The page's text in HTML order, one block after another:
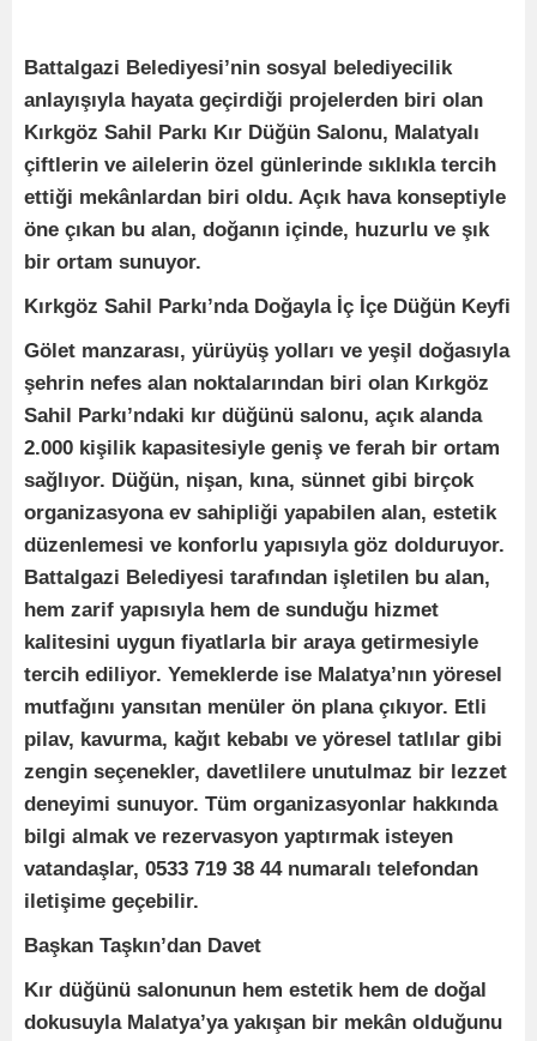
Battalgazi Belediyesi’nin sosyal belediyecilik
anlayışıyla hayata geçirdiği projelerden biri olan
Kırkgöz Sahil Parkı Kır Düğün Salonu, Malatyalı
çiftlerin ve ailelerin özel günlerinde sıklıkla tercih
ettiği mekânlardan biri oldu. Açık hava konseptiyle
öne çıkan bu alan, doğanın içinde, huzurlu ve şık
bir ortam sunuyor.
Kırkgöz Sahil Parkı’nda Doğayla İç İçe Düğün Keyfi
Gölet manzarası, yürüyüş yolları ve yeşil doğasıyla
şehrin nefes alan noktalarından biri olan Kırkgöz
Sahil Parkı’ndaki kır düğünü salonu, açık alanda
2.000 kişilik kapasitesiyle geniş ve ferah bir ortam
sağlıyor. Düğün, nişan, kına, sünnet gibi birçok
organizasyona ev sahipliği yapabilen alan, estetik
düzenlemesi ve konforlu yapısıyla göz dolduruyor.
Battalgazi Belediyesi tarafından işletilen bu alan,
hem zarif yapısıyla hem de sunduğu hizmet
kalitesini uygun fiyatlarla bir araya getirmesiyle
tercih ediliyor. Yemeklerde ise Malatya’nın yöresel
mutfağını yansıtan menüler ön plana çıkıyor. Etli
pilav, kavurma, kağıt kebabı ve yöresel tatlılar gibi
zengin seçenekler, davetlilere unutulmaz bir lezzet
deneyimi sunuyor. Tüm organizasyonlar hakkında
bilgi almak ve rezervasyon yaptırmak isteyen
vatandaşlar, 0533 719 38 44 numaralı telefondan
iletişime geçebilir.
Başkan Taşkın’dan Davet
Kır düğünü salonunun hem estetik hem de doğal
dokusuyla Malatya’ya yakışan bir mekân olduğunu